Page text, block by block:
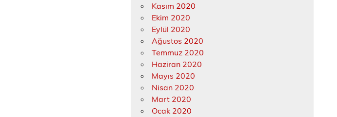
Kasım 2020
Ekim 2020
Eylül 2020
Ağustos 2020
Temmuz 2020
Haziran 2020
Mayıs 2020
Nisan 2020
Mart 2020
Ocak 2020